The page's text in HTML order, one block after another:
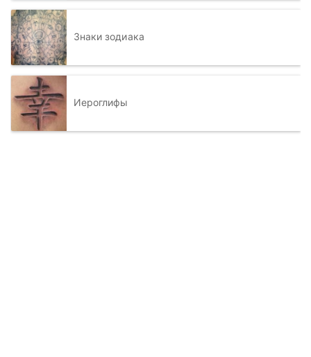
Знаки зодиака
Иероглифы